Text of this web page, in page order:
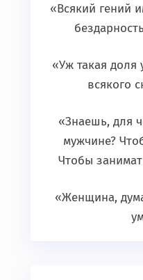
«Всякий гений
«Уж такая
всякого
«Знаешь, для
мужчине?
Чтобы
«Женщина,